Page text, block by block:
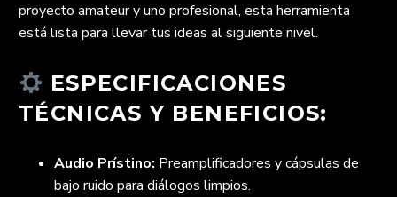
proyecto amateur y uno profesional, esta herramienta
está lista para llevar tus ideas al siguiente nivel.
ESPECIFICACIONES
TÉCNICAS Y BENEFICIOS:
Audio Prístino: Preamplificadores y cápsulas de
bajo ruido para diálogos limpios.